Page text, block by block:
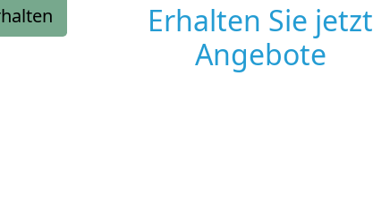
Erhalten Sie jetzt
Angebote